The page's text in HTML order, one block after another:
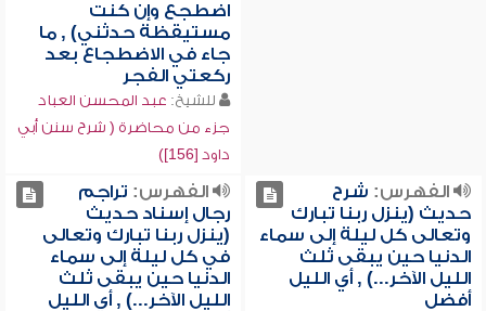
اضطجع وإن كنت
مستيقظة حدثني) , ما
جاء في الاضطجاع بعد
ركعتي الفجر
للشيخ: عبد المحسن العباد
جزء من محاضرة ( شرح سنن أبي
داود [156])
الفهرس: شرح
حديث (ينزل ربنا تبارك
وتعالى كل ليلة إلى سماء
الدنيا حين يبقى ثلث
الليل الآخر...) , أي الليل
أفضل
الفهرس: تراجم
رجال إسناد حديث
(ينزل ربنا تبارك وتعالى
في كل ليلة إلى سماء
الدنيا حين يبقى ثلث
الليل الآخر...) , أي الليل